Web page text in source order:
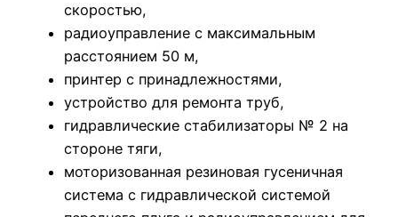
скоростью,
радиоуправление с максимальным
расстоянием 50 м,
принтер с принадлежностями,
устройство для ремонта труб,
гидравлические стабилизаторы № 2 на
стороне тяги,
моторизованная резиновая гусеничная
система с гидравлической системой